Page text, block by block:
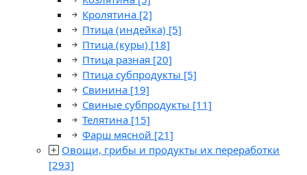
Кролятина [2]
Птица (индейка) [5]
Птица (куры) [18]
Птица разная [20]
Птица субпродукты [5]
Свинина [19]
Свиные субпродукты [11]
Телятина [15]
Фарш мясной [21]
Овощи, грибы и продукты их переработки
[293]